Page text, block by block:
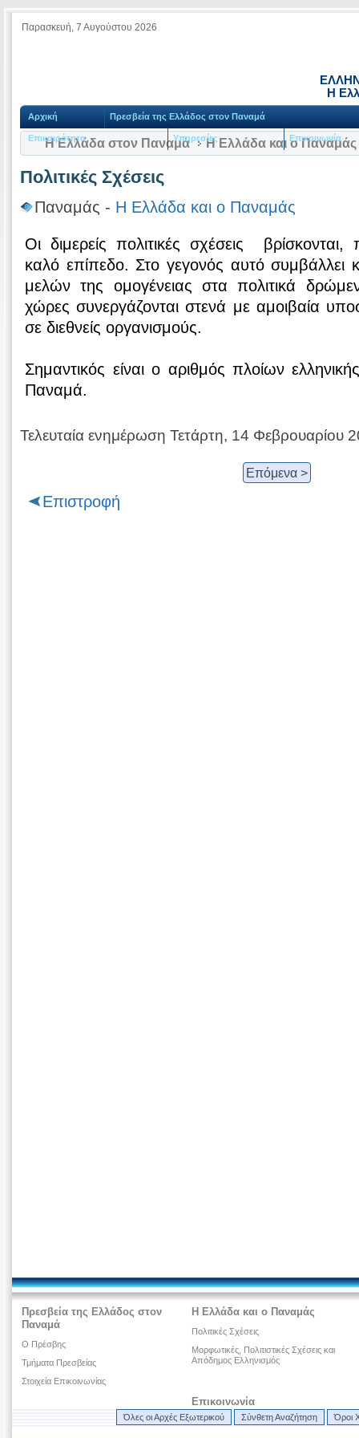
Παρασκευή, 7 Αυγούστου 2026
Η
Αρχική Πρεσβεία της Ελλάδος στον Παναμά
Επικαιρότητα Υπηρεσίες Επικοινωνία
Η Ελλάδα στον Παναμά Η Ελλάδα και ο Παναμάς
Πολιτικές Σχέσεις
Παναμάς - Η Ελλάδα και ο Παναμάς
Οι διμερείς πολιτικές σχέσεις
καλό επίπεδο. Στο γεγονός αυτό συμβάλλει
μελών της ομογένειας στα πολιτικά
χώρες συνεργάζονται στενά με αμοιβαία
σε διεθνείς οργανισμούς.
Σημαντικός είναι ο αριθμός πλοίων
Παναμά.
Τελευταία ενημέρωση Τετάρτη, 14 Φεβρουαρίου
Επόμενα >
Επιστροφή
Πρεσβεία της Ελλάδος στον
Παναμά
Ο Πρέσβης
Τμήματα Πρεσβείας
Στοιχεία Επικοινωνίας
Η Ελλάδα και ο Παναμάς
Πολιτικές Σχέσεις
Μορφωτικές, Πολιτιστικές Σχέσεις και
Απόδημος Ελληνισμός
Επικοινωνία
Όλες οι Αρχές Εξωτερικού Σύνθετη Αναζήτηση Όροι